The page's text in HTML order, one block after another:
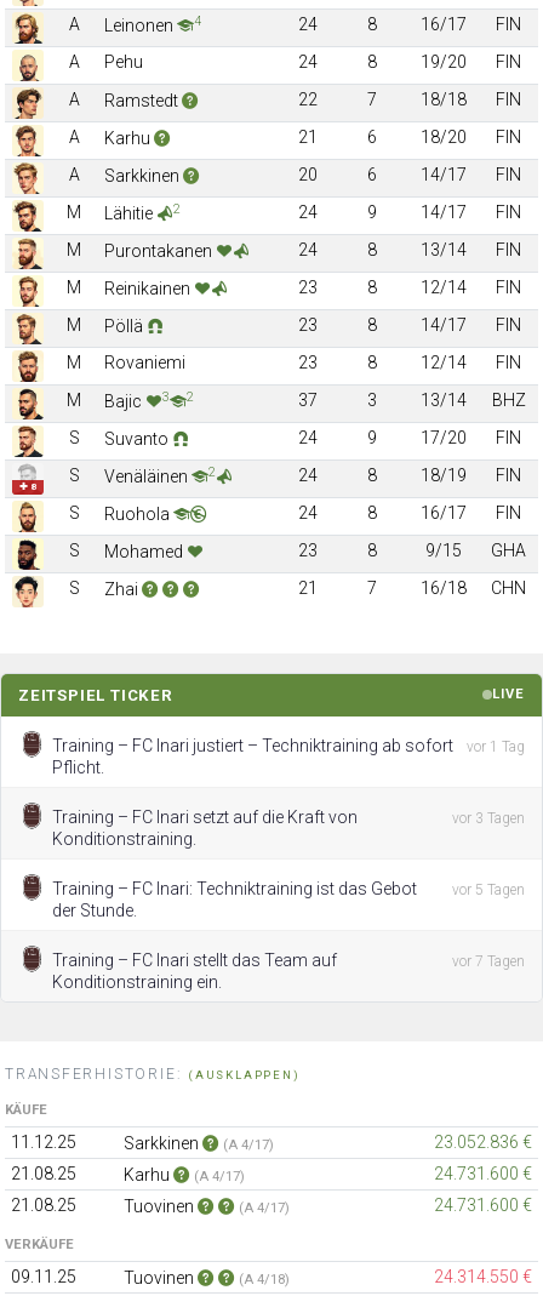
A
Leinonen 4 24 8 16/17
FIN
A
Pehu 24 8 19/20
FIN
A
Ramstedt 22 7 18/18
FIN
A
Karhu 21 6 18/20
FIN
A
Sarkkinen 20 6 14/17
FIN
M
Lähitie 2 24 9 14/17
FIN
M
Purontakanen 24 8 13/14
FIN
M
Reinikainen 23 8 12/14
FIN
M
Pöllä 23 8 14/17
FIN
M
Rovaniemi 23 8 12/14
FIN
M
Bajic 3 2 37 3 13/14
BHZ
S
Suvanto 24 9 17/20 FIN
✚ 8
S Venäläinen 2 24 8 18/19
FIN
S
Ruohola 24 8 16/17
FIN
S
Mohamed 23 8 9/15
GHA
S
Zhai 21 7 16/18 CHN
ZEITSPIEL TICKER LIVE
Training – FC Inari justiert – Techniktraining ab sofort
Pflicht.
vor 1 Tag
Training – FC Inari setzt auf die Kraft von
Konditionstraining.
vor 3 Tagen
Training – FC Inari: Techniktraining ist das Gebot
der Stunde.
vor 5 Tagen
Training – FC Inari stellt das Team auf
Konditionstraining ein.
vor 7 Tagen
TRANSFERHISTORIE: (AUSKLAPPEN)
KÄUFE
11.12.25 Sarkkinen (A 4/17)
23.052.836 €
21.08.25
Karhu (A 4/17)
24.731.600 €
21.08.25
Tuovinen (A 4/17) 24.731.600 €
VERKÄUFE
09.11.25 Tuovinen (A 4/18)
24.314.550 €